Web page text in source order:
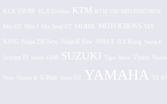
KLX 150 BF KLX Gordon KTM KTM 250 MIO FINO NEW
Mio GT Mio J Mio Soul GT MOBIL MOTOCROSS MX
KING Ninja 250 New Ninja R New NMAX RX King Satria F
Scoopy FI Sonic 150R SUZUKI Tiger Revo Vixion Vixion
Vixion R X-Ride Xeon GT YAMAHA YZ 85